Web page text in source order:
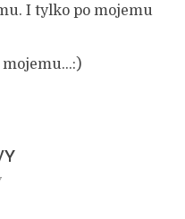
I tylko po mojemu
mojemu…:)